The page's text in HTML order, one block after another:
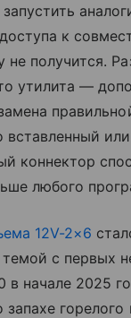
к
не получится.
утилита —
вставленный или
коннектор
любого
12V-2×6
с первых
в начале 2025
горелого